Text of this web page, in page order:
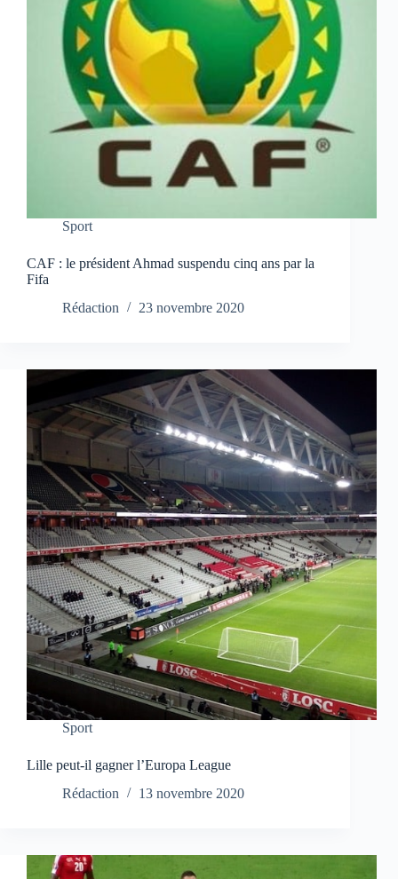
Sport
CAF : le président Ahmad suspendu cinq ans par la
Fifa
Rédaction
23 novembre 2020
Sport
Lille peut-il gagner l’Europa League
Rédaction
13 novembre 2020